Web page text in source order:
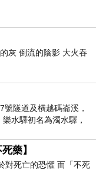
也知道我發文
就是閱讀文章，
些什麼字字句
冰冷的，唯一
只有這個橋梁
灰 倒流的陰影 大火吞
隧道及橫越碼崙溪，
水驛初名為濁水驛，
，於1953
藥】
對死亡的恐懼 而「不死